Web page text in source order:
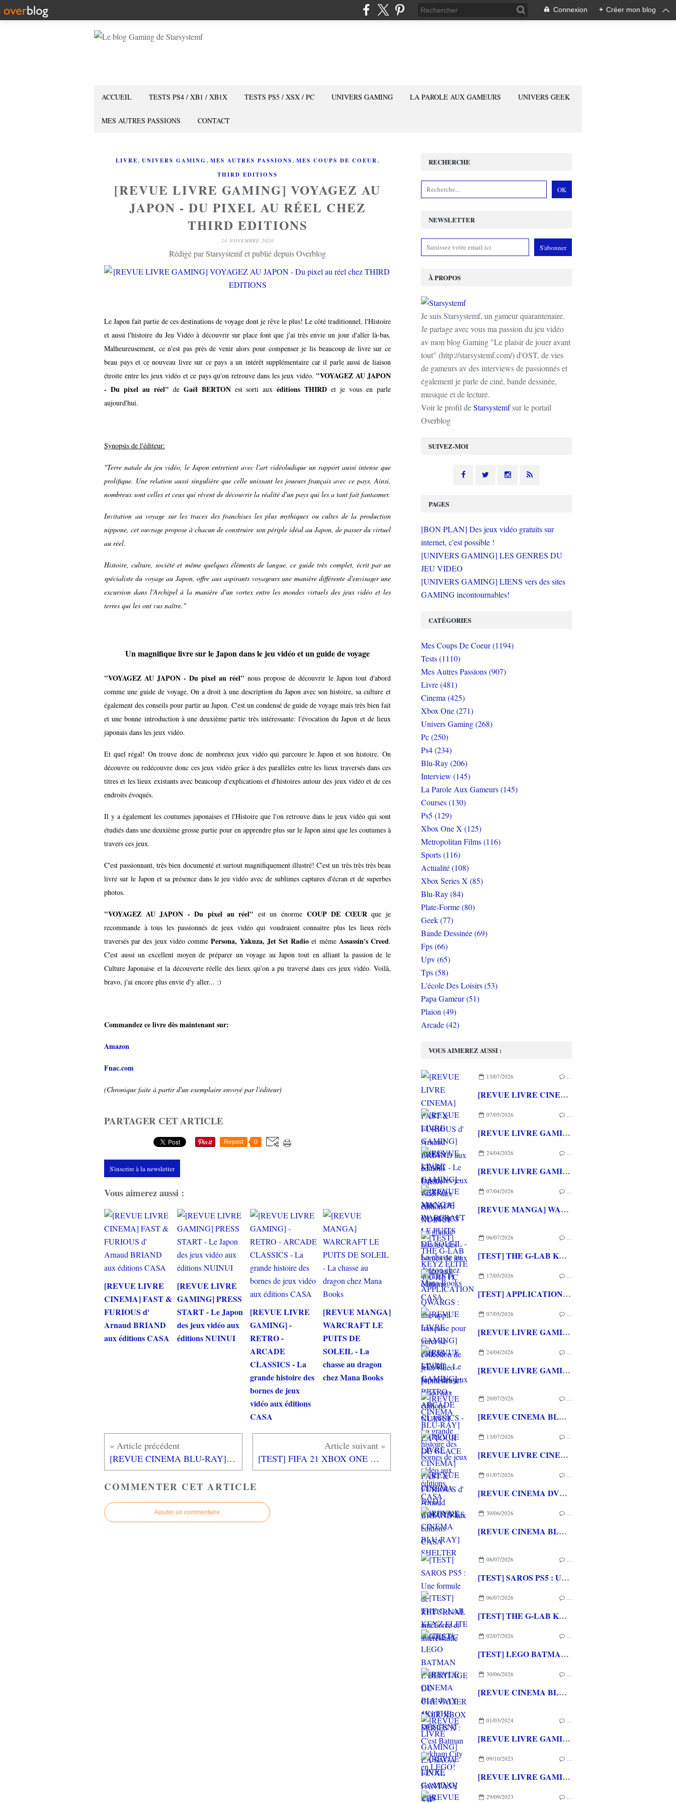
Connexion + Créer mon blog
ACCUEIL TESTS PS4 / XB1 / XB1X TESTS PS5 / XSX / PC UNIVERS GAMING LA PAROLE AUX GAMEURS UNIVERS GEEK
MES AUTRES PASSIONS CONTACT
LIVRE, UNIVERS GAMING , MES AUTRES PASSIONS, MES COUPS DE COEUR,
THIRD EDITIONS
[REVUE LIVRE GAMING] VOYAGEZ AU
JAPON - DU PIXEL AU RÉEL CHEZ
THIRD EDITIONS
24 NOVEMBRE 2020
Rédigé par Starsystemf et publié depuis Overblog
Le Japon fait partie de ces destinations de voyage dont je rêve le plus! Le côté traditionnel, l'Histoire
et aussi l'histoire du Jeu Vidéo à découvrir sur place font que j'ai très envie un jour d'aller là-bas.
Malheureusement, ce n'est pas près de venir alors pour compenser je lis beaucoup de livre sur ce
beau pays et ce nouveau livre sur ce pays a un intérêt supplémentaire car il parle aussi de liaison
étroite entre les jeux vidéo et ce pays qu'on retrouve dans les jeux vidéo. "VOYAGEZ AU JAPON
- Du pixel au réel" de Gaël BERTONest sorti auxéditions THIRD et je vous en parle
aujourd'hui.
Synopsis de l'éditeur:
"Terre natale du jeu vidéo, le Japon entretient avec l'art vidéoludique un rapport aussi intense que
prolifique. Une relation aussi singulière que celle unissant les joueurs français avec ce pays. Ainsi,
nombreux sont celles et ceux qui rêvent de découvrir la réalité d'un pays qui les a tant fait fantasmer.
Invitation au voyage sur les traces des franchises les plus mythiques ou cultes de la production
nippone, cet ouvrage propose à chacun de construire son périple idéal au Japon, de passer du virtuel
au réel.
Histoire, culture, société et même quelques éléments de langue, ce guide très complet, écrit par un
spécialiste du voyage au Japon, offre aux aspirants voyageurs une manière différente d'envisager une
excursion dans l'Archipel à la manière d'un vortex entre les mondes virtuels des jeux vidéo et les
terres qui les ont vus naître."
Un magnifique livre sur le Japon dans le jeu vidéo et un guide de voyage
"VOYAGEZ AU JAPON - Du pixel au réel" nous propose de découvrir le Japon tout d'abord
comme une guide de voyage. On a droit à une description du Japon avec son histoire, sa culture et
également des conseils pour partir au Japon. C'est un condensé de guide de voyage mais très bien fait
et une bonne introduction à une deuxième partie très intéressante: l'évocation du Japon et de lieux
japonais dans les jeux vidéo.
Et quel régal! On trouve donc de nombreux jeux vidéo qui parcoure le Japon et son histoire. On
découvre ou redécouvre donc ces jeux vidéo grâce à des parallèles entre les lieux traversés dans ces
titres et les lieux existants avec beaucoup d'explications et d'histoires autour des jeux vidéo et de ces
endroits évoqués.
Il y a également les coutumes japonaises et l'Histoire que l'on retrouve dans le jeux vidéo qui sont
étudiés dans une deuxième grosse partie pour en apprendre plus sur le Japon ainsi que les coutumes à
travers ces jeux.
C'est passionnant, très bien documenté et surtout magnifiquement illustré! C'est un très très très beau
livre sur le Japon et sa présence dans le jeu vidéo avec de sublimes captures d'écran et de superbes
photos.
"VOYAGEZ AU JAPON - Du pixel au réel" est un énorme COUP DE CŒURque je
recommande à tous les passionnés de jeux vidéo qui voudraient connaitre plus les lieux réels
traversés par des jeux vidéo commePersona, Yakuza, Jet Set Radioet mêmeAssassin's Creed.
C'est aussi un excellent moyen de préparer un voyage au Japon tout en alliant la passion de le
Culture Japonaise et la découverte réelle des lieux qu'on a pu traversé dans ces jeux vidéo. Voilà,
bravo, j'ai encore plus envie d'y aller... :)
Commandez ce livre dès maintenant sur:
Amazon
Fnac.com
(Chronique faite à partir d'un exemplaire envoyé par l'éditeur)
PARTAGER CET ARTICLE
Repost 0
S'inscrire à la newsletter
Vous aimerez aussi :
[REVUE LIVRE
CINEMA] FAST &
FURIOUS d'
Arnaud BRIAND
aux éditions CASA
[REVUE LIVRE
GAMING] PRESS
START - Le Japon
des jeux vidéo aux
éditions NUINUI
[REVUE LIVRE
GAMING] -
RETRO -
ARCADE
CLASSICS - La
grande histoire des
bornes de jeux
vidéo aux éditions
CASA
[REVUE MANGA]
WARCRAFT LE
PUITS DE
SOLEIL - La
chasse au dragon
chez Mana Books
[REVUE CINEMA BLU-RAY] LA HAINE - Edition collector 4K ULTRA HD et Blu-Ray [TEST] FIFA 21 XBOX ONE X : dans la lignée du FIFA 20 avec des hauts et des bas
COMMENTER CET ARTICLE
Ajouter un commentaire
NEWSLETTER
SUIVEZ-MOI
RECHERCHE
À PROPOS
Je suis Starsystemf, un gameur quarantenaire.
Je partage avec vous ma passion du jeu vidéo
av mon blog Gaming "Le plaisir de jouer avant
tout" (http://starsystemf.com/) d'OST, de vies
de gameurs av des interviews de passionnés et
également je parle de ciné, bande dessinée,
musique et de lecture.
Voir le profil deStarsystemfsur le portail
Overblog
VOUS AIMEREZ AUSSI :
13/07/2026 …
[REVUE LIVRE CINEMA] FAST & FURIOUS d' Arnaud BRIAND aux éditions CASA
07/05/2026 …
[REVUE LIVRE GAMING] PRESS START - Le Japon des jeux vidéo aux éditions NUINUI
24/04/2026 …
[REVUE LIVRE GAMING] - RETRO - ARCADE CLASSICS - La grande histoire des bornes de jeux vidéo aux éditions CASA
07/04/2026 …
[REVUE MANGA] WARCRAFT LE PUITS DE SOLEIL - La chasse au dragon chez Mana Books
06/07/2026 …
[TEST] THE G-LAB KEYZ ELITE 400 HE PC
17/05/2026 …
[TEST] APPLICATION QWARGS : une appli française pour gérer sa collection de jeux vidéo prometteuse!
07/05/2026 …
[REVUE LIVRE GAMING] PRESS START - Le Japon des jeux vidéo aux éditions NUINUI
24/04/2026 …
[REVUE LIVRE GAMING] - RETRO - ARCADE CLASSICS - La grande histoire des bornes de jeux vidéo aux éditions CASA
20/07/2026 …
[REVUE CINEMA BLU-RAY] LA TOUR DE GLACE
13/07/2026 …
[REVUE LIVRE CINEMA] FAST & FURIOUS d' Arnaud BRIAND aux éditions CASA
01/07/2026 …
[REVUE CINEMA DVD] COUTURES
30/06/2026 …
[REVUE CINEMA BLU-RAY] SHELTER
08/07/2026 …
[TEST] SAROS PS5 : Une formule de RETURNAL améliorée et interessante
06/07/2026 …
[TEST] THE G-LAB KEYZ ELITE 400 HE PC
02/07/2026 …
[TEST] LEGO BATMAN L'HERITAGE DU CHEVALIER NOIR XBOX SERIES X : C'est Batman Arkham City en LEGO!
30/06/2026 …
[REVUE CINEMA BLU-RAY 4K] THE DESCENT
01/03/2024 …
[REVUE LIVRE GAMING] LA SAGA FINAL FANTASY VII REMAKE de Pierre LOVATI chez THIRD EDITIONS
09/10/2023 …
[REVUE LIVRE GAMING] LES SECRETS D'ASSASSIN'S CREED - De 2007 à 2014: l'envol de Thomas MEREUR chez THIRD EDITIONS
29/09/2023 …
PAGES
[BON PLAN] Des jeux vidéo gratuits sur
internet, c'est possible !
[UNIVERS GAMING] LES GENRES DU
JEU VIDEO
[UNIVERS GAMING] LIENS vers des sites
GAMING incontournables!
CATÉGORIES
Mes Coups De Coeur (1194)
Tests (1110)
Mes Autres Passions (907)
Livre (481)
Cinema (425)
Xbox One (271)
Univers Gaming (268)
Pc (250)
Ps4 (234)
Blu-Ray (206)
Interview (145)
La Parole Aux Gameurs (145)
Courses (130)
Ps5 (129)
Xbox One X (125)
Metropolitan Films (116)
Sports (116)
Actualité (108)
Xbox Series X (85)
Blu-Ray (84)
Plate-Forme (80)
Geek (77)
Bande Dessinée (69)
Fps (66)
Upv (65)
Tps (58)
L'école Des Loisirs (53)
Papa Gameur (51)
Plaion (49)
Arcade (42)